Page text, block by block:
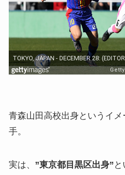
青森山田高校出身というイ
手。
実は、 ”東京都目黒区出身” と